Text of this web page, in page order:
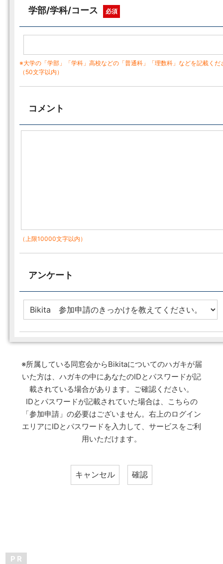
学部/学科/コース 必須
※大学の「学部」「学科」高校などの「普通科」「理数科」などを記載くだ
（50文字以内）
コメント
（上限10000文字以内）
アンケート
※所属している同窓会からBikitaについてのハガキが届
いた方は、ハガキの中にあなたのIDとパスワードが記
載されている場合があります。ご確認ください。
IDとパスワードが記載されていた場合は、こちらの
「参加申請」の必要はございません。右上のログイン
エリアにIDとパスワードを入力して、サービスをご利
用いただけます。
P R